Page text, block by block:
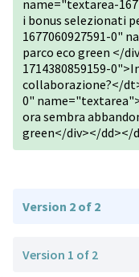
name="textarea-
i bonus selezionati
1677060927591-0"
parco eco green </
1714380859159-
collaborazione?</
0"
ora sembra
green</div></dd></
Version 2 of 2
Version 1 of 2